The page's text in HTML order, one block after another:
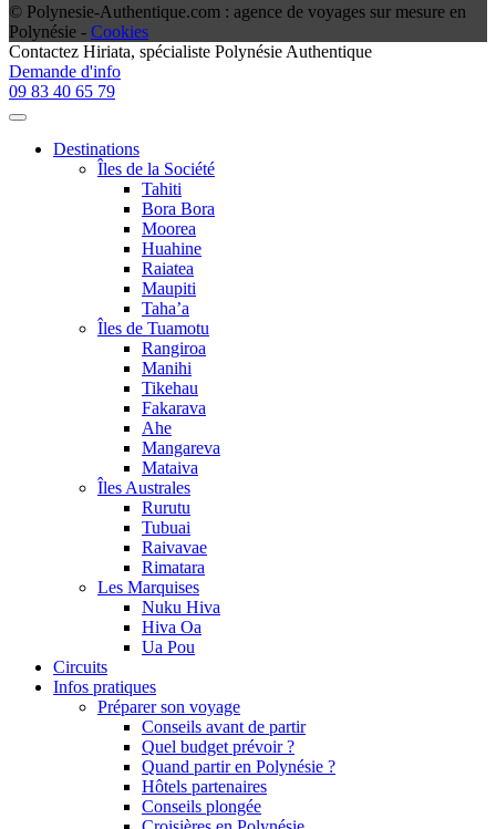
© Polynesie-Authentique.com : agence de voyages sur mesure en
Polynésie - Cookies
Contactez Hiriata, spécialiste Polynésie Authentique
Demande d'info
09 83 40 65 79
Destinations
Îles de la Société
Tahiti
Bora Bora
Moorea
Huahine
Raiatea
Maupiti
Taha’a
Îles de Tuamotu
Rangiroa
Manihi
Tikehau
Fakarava
Ahe
Mangareva
Mataiva
Îles Australes
Rurutu
Tubuai
Raivavae
Rimatara
Les Marquises
Nuku Hiva
Hiva Oa
Ua Pou
Circuits
Infos pratiques
Préparer son voyage
Conseils avant de partir
Quel budget prévoir ?
Quand partir en Polynésie ?
Hôtels partenaires
Conseils plongée